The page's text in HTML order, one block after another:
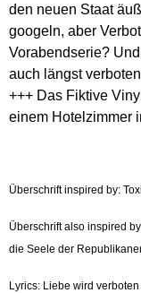
den neuen Staat
googeln, aber
Vorabendserie?
auch längst
+++ Das Fiktive
einem Hotelzimmer
Überschrift inspired by:
Überschrift also inspired
die Seele der
Lyrics: Liebe wird